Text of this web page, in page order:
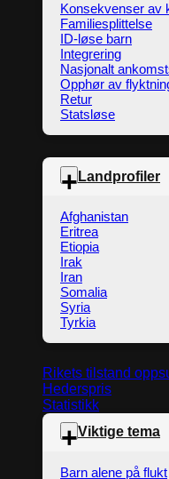
Konsekvenser av
Familiesplittelse
ID-løse barn
Integrering
Nasjonalt
Opphør av
Retur
Statsløse
Landprofiler
Afghanistan
Eritrea
Etiopia
Irak
Iran
Somalia
Syria
Tyrkia
Rikets tilstand
Hederspris
Statistikk
Viktige tema
Barn alene på flukt